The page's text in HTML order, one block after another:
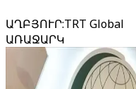
ԱՂԲՅՈՒՐ:TRT Global
ԱՌԱՋԱՐԿ